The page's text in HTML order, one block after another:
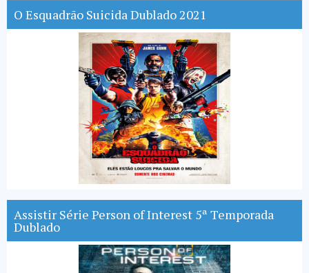
O Esquadrão Suicida Dublado 2021
Assistir Série Person of Interest 5ª Temporada
Dublado